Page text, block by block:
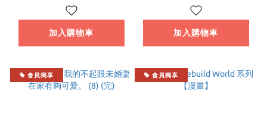
加入購物車 加入購物車
會員獨享 會員獨享